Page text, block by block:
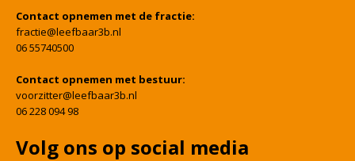
Contact opnemen met de fractie:
fractie@leefbaar3b.nl
06 55740500
Contact opnemen met bestuur:
voorzitter@leefbaar3b.nl
06 228 094 98
Volg ons op social media